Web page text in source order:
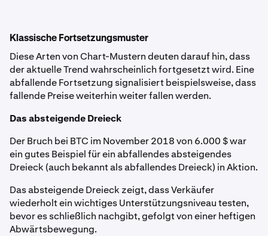
Klassische Fortsetzungsmuster
Diese Arten von Chart-Mustern deuten darauf hin, dass
der aktuelle Trend wahrscheinlich fortgesetzt wird. Eine
abfallende Fortsetzung signalisiert beispielsweise, dass
fallende Preise weiterhin weiter fallen werden.
Das absteigende Dreieck
Der Bruch bei BTC im November 2018 von 6.000 $ war
ein gutes Beispiel für ein abfallendes absteigendes
Dreieck (auch bekannt als abfallendes Dreieck) in Aktion.
Das absteigende Dreieck zeigt, dass Verkäufer
wiederholt ein wichtiges Unterstützungsniveau testen,
bevor es schließlich nachgibt, gefolgt von einer heftigen
Abwärtsbewegung.